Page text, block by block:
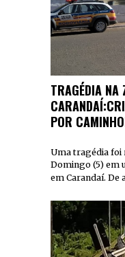
TRAGÉDIA NA
POR
Uma tragédia foi
Domingo (5) em
em Carandaí. De